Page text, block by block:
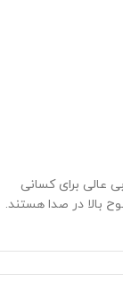
عالی برای کسانی
بالا در صدا هستند.